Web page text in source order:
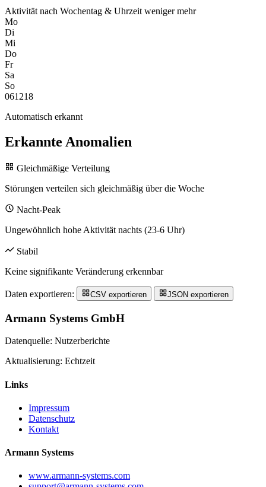
Aktivität nach Wochentag & Uhrzeit wenigermehr
Mo
Di
Mi
Do
Fr
Sa
So
061218
Automatisch erkannt
Erkannte Anomalien
Gleichmäßige Verteilung
Störungen verteilen sich gleichmäßig über die Woche
Nacht-Peak
Ungewöhnlich hohe Aktivität nachts (23-6 Uhr)
Stabil
Keine signifikante Veränderung erkennbar
Daten exportieren: CSV exportieren JSON exportieren
Armann Systems GmbH
Datenquelle: Nutzerberichte
Aktualisierung: Echtzeit
Links
Impressum
Datenschutz
Kontakt
Armann Systems
www.armann-systems.com